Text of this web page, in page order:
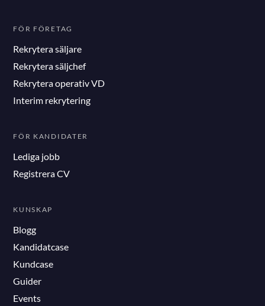
FÖR FÖRETAG
Rekrytera säljare
Rekrytera säljchef
Rekrytera operativ VD
Interim rekrytering
FÖR KANDIDATER
Lediga jobb
Registrera CV
KUNSKAP
Blogg
Kandidatcase
Kundcase
Guider
Events